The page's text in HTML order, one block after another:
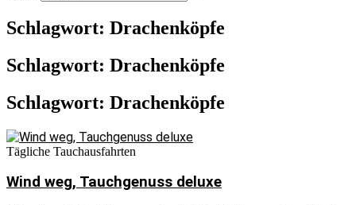
Schlagwort: Drachenköpfe
Schlagwort: Drachenköpfe
Schlagwort: Drachenköpfe
Tägliche Tauchausfahrten
Wind weg, Tauchgenuss deluxe